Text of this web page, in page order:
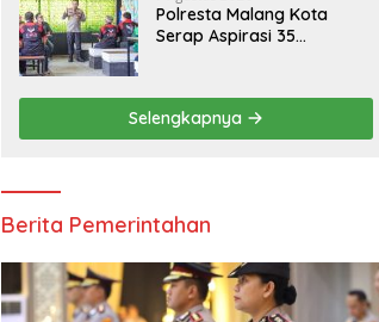
Polresta Malang Kota
Serap Aspirasi 35
hingga SPKLU Gratis
Selengkapnya
Berita Pemerintahan